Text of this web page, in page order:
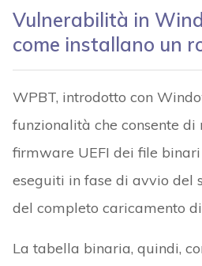
Vulnerabilità in
come installano un
WPBT, introdotto con
funzionalità che consente di
firmware UEFI dei file binari
eseguiti in fase di avvio del
del completo caricamento
La tabella binaria, quindi,